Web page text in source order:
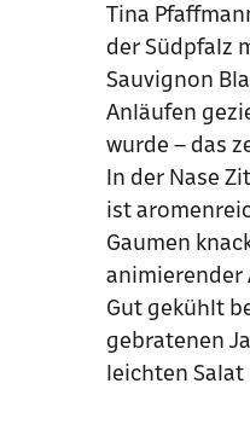
Tina
der Südpfalz
Sauvignon
Anläufen
wurde – das
In der Nase
ist
Gaumen
animierender
Gut gekühlt
gebratenen
leichten